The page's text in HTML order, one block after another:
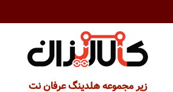
زیر مجموعه هلدینگ عرفان نت